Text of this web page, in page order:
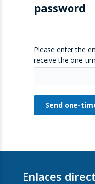
password
Please enter the
receive the one-
Enlaces